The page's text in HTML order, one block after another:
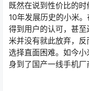
既然在说到性价比的
10年发展历史的小米
得到用户的认可，甚
米并没有就此放弃，反
选择直面困难。如今
身到了国产一线手机厂